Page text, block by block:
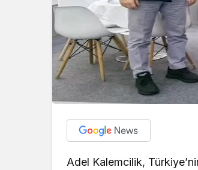
Adel Kalemcilik,